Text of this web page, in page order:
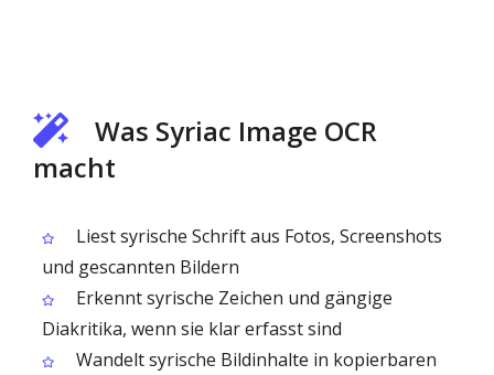
Was Syriac Image OCR
macht
Liest syrische Schrift aus Fotos, Screenshots
und gescannten Bildern
Erkennt syrische Zeichen und gängige
Diakritika, wenn sie klar erfasst sind
Wandelt syrische Bildinhalte in kopierbaren